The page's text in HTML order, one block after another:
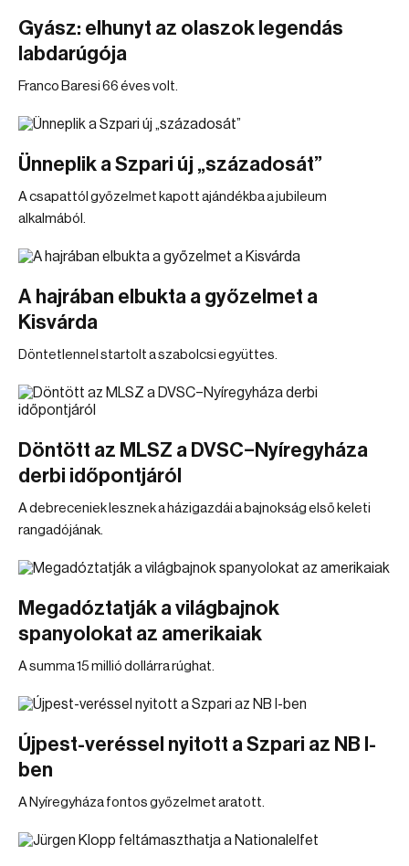
Gyász: elhunyt az olaszok legendás
labdarúgója
Franco Baresi 66 éves volt.
Ünneplik a Szpari új „századosát”
A csapattól győzelmet kapott ajándékba a jubileum
alkalmából.
A hajrában elbukta a győzelmet a
Kisvárda
Döntetlennel startolt a szabolcsi együttes.
Döntött az MLSZ a DVSC–Nyíregyháza
derbi időpontjáról
A debreceniek lesznek a házigazdái a bajnokság első keleti
rangadójának.
Megadóztatják a világbajnok
spanyolokat az amerikaiak
A summa 15 millió dollárra rúghat.
Újpest-veréssel nyitott a Szpari az NB I-
ben
A Nyíregyháza fontos győzelmet aratott.